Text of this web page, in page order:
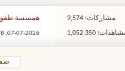
مشاركات: 9,574
1,052,350
همسسة
07-07-2026,
صفحة